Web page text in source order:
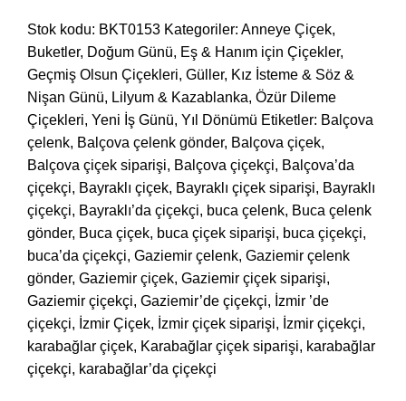
Stok kodu: BKT0153 Kategoriler: Anneye Çiçek,
Buketler, Doğum Günü, Eş & Hanım için Çiçekler,
Geçmiş Olsun Çiçekleri, Güller, Kız İsteme & Söz &
Nişan Günü, Lilyum & Kazablanka, Özür Dileme
Çiçekleri, Yeni İş Günü, Yıl Dönümü Etiketler: Balçova
çelenk, Balçova çelenk gönder, Balçova çiçek,
Balçova çiçek siparişi, Balçova çiçekçi, Balçova’da
çiçekçi, Bayraklı çiçek, Bayraklı çiçek siparişi, Bayraklı
çiçekçi, Bayraklı’da çiçekçi, buca çelenk, Buca çelenk
gönder, Buca çiçek, buca çiçek siparişi, buca çiçekçi,
buca’da çiçekçi, Gaziemir çelenk, Gaziemir çelenk
gönder, Gaziemir çiçek, Gaziemir çiçek siparişi,
Gaziemir çiçekçi, Gaziemir’de çiçekçi, İzmir ’de
çiçekçi, İzmir Çiçek, İzmir çiçek siparişi, İzmir çiçekçi,
karabağlar çiçek, Karabağlar çiçek siparişi, karabağlar
çiçekçi, karabağlar’da çiçekçi